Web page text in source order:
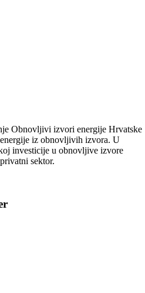
Obnovljivi izvori energije Hrvatske
iz obnovljivih izvora. U
investicije u obnovljive izvore
sektor.